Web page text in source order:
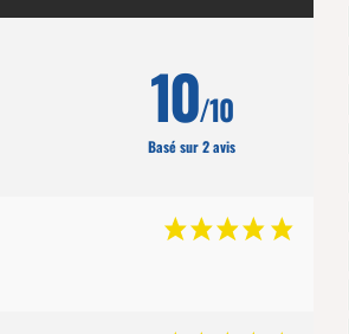
10/10
Basé sur 2 avis